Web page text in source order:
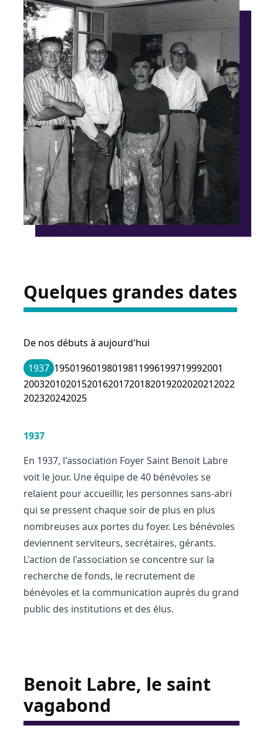
Quelques grandes dates
De nos débuts à aujourd'hui
1937 19501960198019811996199719992001
2003201020152016201720182019202020212022
202320242025
1937
En 1937, l'association Foyer Saint Benoit Labre
voit le jour. Une équipe de 40 bénévoles se
relaient pour accueillir, les personnes sans-abri
qui se pressent chaque soir de plus en plus
nombreuses aux portes du foyer. Les bénévoles
deviennent serviteurs, secrétaires, gérants.
L'action de l'association se concentre sur la
recherche de fonds, le recrutement de
bénévoles et la communication auprès du grand
public des institutions et des élus.
Benoit Labre, le saint
vagabond